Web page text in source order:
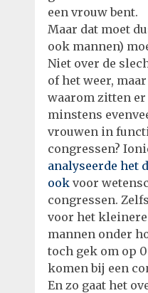
een vrouw bent.
Maar dat moet
ook mannen)
Niet over de
of het weer,
waarom zitten
minstens
vrouwen in
congressen?
analyseerde het
ook voor
congressen.
voor het
mannen onder
toch gek om op
komen bij een
En zo gaat het